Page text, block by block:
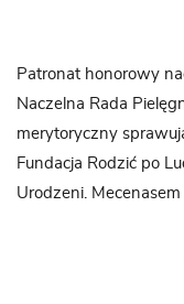
Patronat honorowy
Naczelna Rada
merytoryczny
Fundacja Rodzić po
Urodzeni.